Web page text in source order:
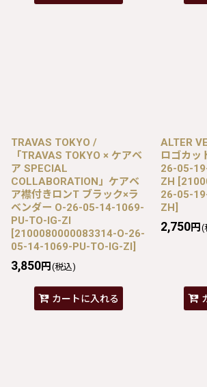
TRAVAS TOKYO /
「TRAVAS TOKYO × ケアベ
ア SPECIAL
COLLABORATION」ケアベ
ア襟付きロンT ブラック×ラ
ベンダー O-26-05-14-1069-
PU-TO-IG-ZI
[2100080000083314-O-26-
05-14-1069-PU-TO-IG-ZI]
3,850円 (税込)
カートに入れる
ALTER
ロゴカッ
26-05-
ZH [
26-05-
ZH]
2,750円 (